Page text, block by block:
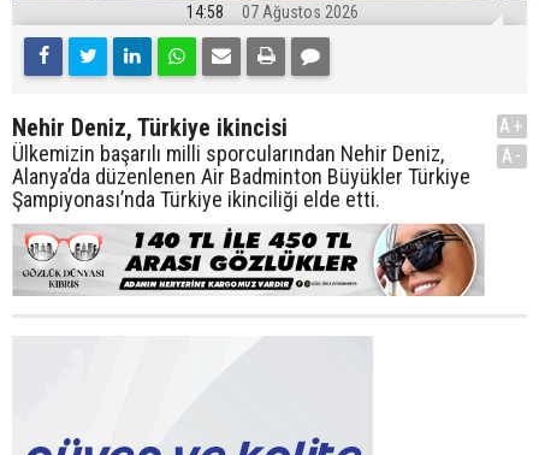
14:58 07 Ağustos 2026
Nehir Deniz, Türkiye ikincisi
Ülkemizin başarılı milli sporcularından Nehir Deniz,
Alanya’da düzenlenen Air Badminton Büyükler Türkiye
Şampiyonası’nda Türkiye ikinciliği elde etti.
A+
A-